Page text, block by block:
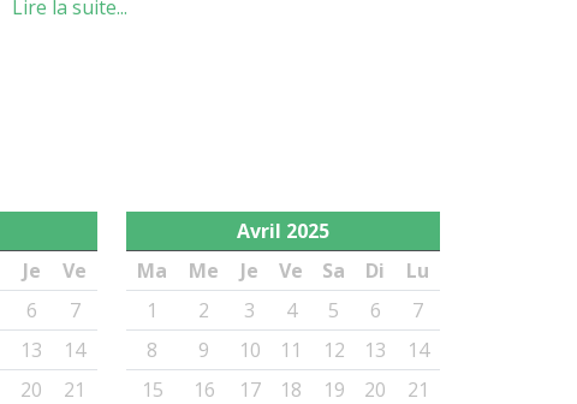
Lire la suite...
Je
Ve
6
7
13
14
20
21
Avril 2025
Ma
Me Je Ve Sa Di
Lu
1
2 3 4 5 6
7
8
9 10 11 12 13
14
15
16 17 18 19 20
21